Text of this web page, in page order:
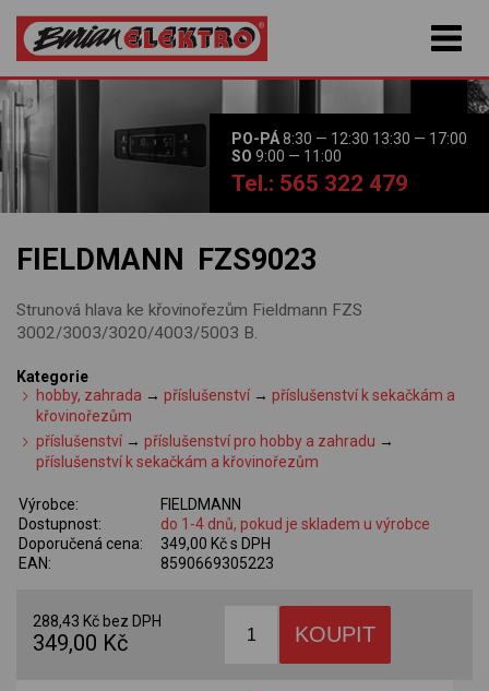
PO-PÁ8:30 — 12:30 13:30 — 17:00
SO 9:00 — 11:00
Tel.: 565 322 479
FIELDMANN FZS9023
Strunová hlava ke křovinořezům Fieldmann FZS
3002/3003/3020/4003/5003 B.
Kategorie
hobby, zahrada →příslušenství →příslušenství k sekačkám a
křovinořezům
příslušenství →příslušenství pro hobby a zahradu →
příslušenství k sekačkám a křovinořezům
Výrobce:
FIELDMANN
Dostupnost:
do 1-4 dnů, pokud je skladem u výrobce
Doporučená cena:
349,00 Kč s DPH
EAN:
8590669305223
288,43 Kč bez DPH
349,00 Kč